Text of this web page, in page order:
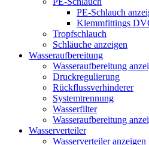
PE-Schlauch
Klemmfittings
Tropfschlauch
Schläuche anzeigen
Wasseraufbereitung
Wasseraufbereitung
Druckregulierung
Rückflussverhinderer
Systemtrennung
Wasserfilter
Wasseraufbereitung
Wasserverteiler
Wasserverteiler anzeigen